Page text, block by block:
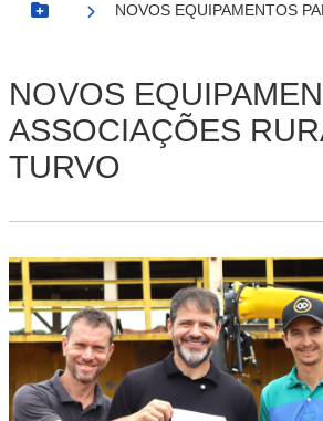
Botão Menu
NOVOS EQUIPAMENTOS
NOVOS
ASSOCIAÇÕES
TURVO